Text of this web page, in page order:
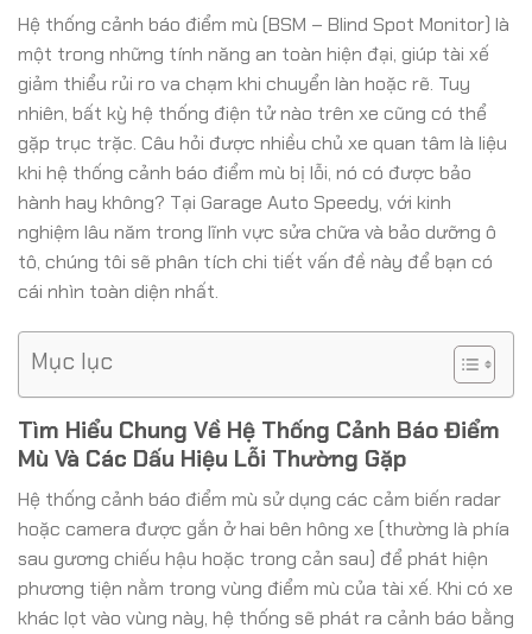
Hệ thống cảnh báo điểm mù (BSM – Blind Spot Monitor) là
một trong những tính năng an toàn hiện đại, giúp tài xế
giảm thiểu rủi ro va chạm khi chuyển làn hoặc rẽ. Tuy
nhiên, bất kỳ hệ thống điện tử nào trên xe cũng có thể
gặp trục trặc. Câu hỏi được nhiều chủ xe quan tâm là liệu
khi hệ thống cảnh báo điểm mù bị lỗi, nó có được bảo
hành hay không? Tại Garage Auto Speedy, với kinh
nghiệm lâu năm trong lĩnh vực sửa chữa và bảo dưỡng ô
tô, chúng tôi sẽ phân tích chi tiết vấn đề này để bạn có
cái nhìn toàn diện nhất.
Mục lục
Tìm Hiểu Chung Về Hệ Thống Cảnh Báo Điểm
Mù Và Các Dấu Hiệu Lỗi Thường Gặp
Hệ thống cảnh báo điểm mù sử dụng các cảm biến radar
hoặc camera được gắn ở hai bên hông xe (thường là phía
sau gương chiếu hậu hoặc trong cản sau) để phát hiện
phương tiện nằm trong vùng điểm mù của tài xế. Khi có xe
khác lọt vào vùng này, hệ thống sẽ phát ra cảnh báo bằng